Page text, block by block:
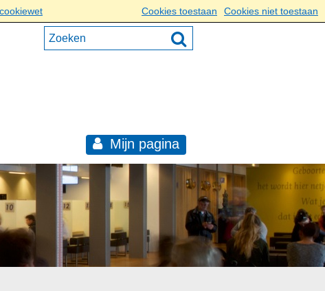
Cookies toestaan Cookies niet toestaan
Mijn pagina